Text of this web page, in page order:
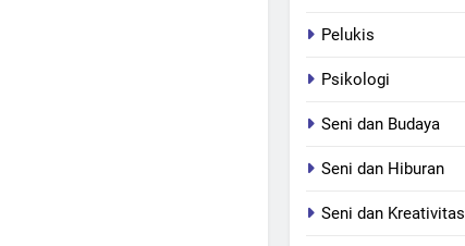
Pelukis
Psikologi
Seni dan Budaya
Seni dan Hiburan
Seni dan Kreativitas